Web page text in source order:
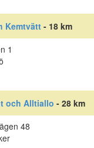
Kemtvätt - 18 km
1
och Alltiallo - 28 km
48